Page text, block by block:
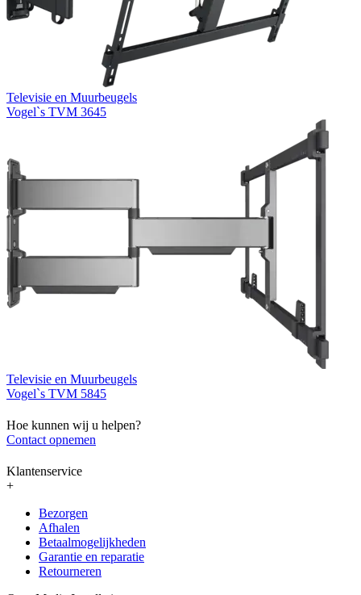
Televisie en Muurbeugels
Vogel`s TVM 3645
Televisie en Muurbeugels
Vogel`s TVM 5845
Hoe kunnen wij u helpen?
Contact opnemen
Klantenservice
+
Bezorgen
Afhalen
Betaalmogelijkheden
Garantie en reparatie
Retourneren